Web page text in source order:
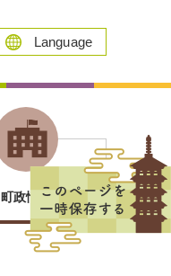
Language
町政情報